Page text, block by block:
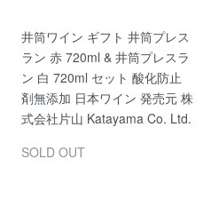
井筒ワイン ギフト 井筒プレス
ラン 赤 720ml & 井筒プレスラ
ン 白 720ml セット 酸化防止
剤無添加 日本ワイン 発売元 株
式会社片山 Katayama Co. Ltd.
SOLD OUT